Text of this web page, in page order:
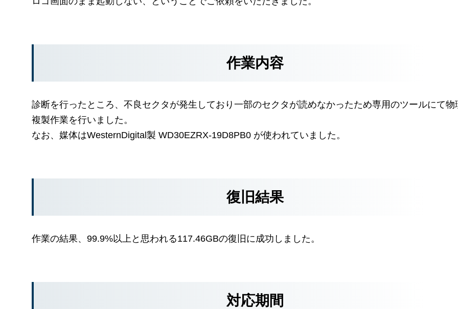
作業内容
診断を行ったところ、不良セクタが発生しており一部のセクタが読めなかったため専用のツールにて物
複製作業を行いました。
なお、媒体はWesternDigital製 WD30EZRX-19D8PB0 が使われていました。
復旧結果
作業の結果、99.9%以上と思われる117.46GBの復旧に成功しました。
対応期間